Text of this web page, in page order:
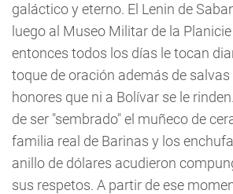
galáctico y eterno. El Lenin de
luego al Museo Militar de la
entonces todos los días le tocan
toque de oración además de
honores que ni a Bolívar se le
de ser "sembrado" el muñeco de
familia real de Barinas y los
anillo de dólares acudieron
sus respetos. A partir de ese